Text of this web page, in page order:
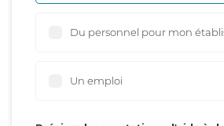
Du personnel pour mon
Un emploi